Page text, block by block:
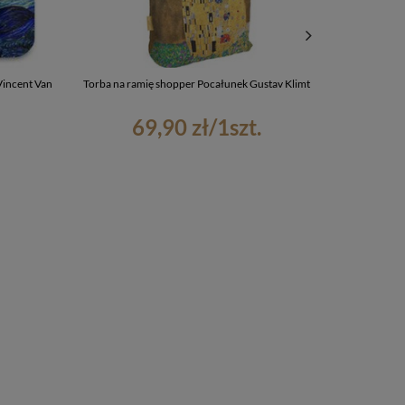
Van
Torba na ramię shopper Pocałunek Gustav Klimt
69,90 zł/1szt.